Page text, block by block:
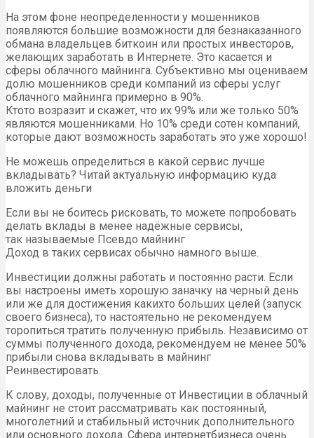
На этом фоне неопределенности у мошенников
появляются большие возможности для безнаказанного
обмана владельцев биткоин или простых инвесторов,
желающих заработать в Интернете. Это касается и
сферы облачного майнинга. Субъективно мы оцениваем
долю мошенников среди компаний из сферы услуг
облачного майнинга примерно в 90%.
Ктото возразит и скажет, что их 99% или же только 50%
являются мошенниками. Но 10% среди сотен компаний,
которые дают возможность заработать это уже хорошо!
Не можешь определиться в какой сервис лучше
вкладывать? Читай актуальную информацию куда
вложить деньги
Если вы не боитесь рисковать, то можете попробовать
делать вклады в менее надёжные сервисы,
так называемые Псевдо майнинг
Доход в таких сервисах обычно намного выше.
Инвестиции должны работать и постоянно расти. Если
вы настроены иметь хорошую заначку на черный день
или же для достижения какихто больших целей (запуск
своего бизнеса), то настоятельно не рекомендуем
торопиться тратить полученную прибыль. Независимо от
суммы полученного дохода, рекомендуем не менее 50%
прибыли снова вкладывать в майнинг
Реинвестировать.
К слову, доходы, полученные от Инвестиции в облачный
майнинг не стоит рассматривать как постоянный,
многолетний и стабильный источник дополнительного
или основного дохода. Сфера интернетбизнеса очень